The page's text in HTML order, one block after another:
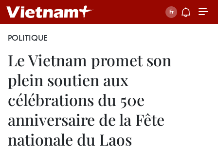
POLITIQUE
Le Vietnam promet son
plein soutien aux
célébrations du 50e
anniversaire de la Fête
nationale du Laos